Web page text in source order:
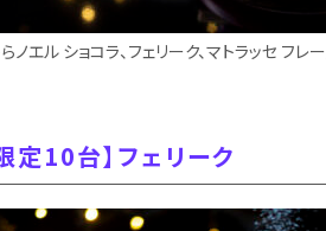
ノエル ショコラ、フェリーク、マトラッセ フレ
定10台】フェリーク